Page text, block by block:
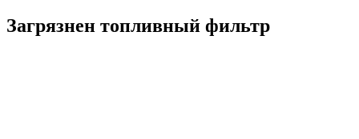
Загрязнен топливный фильтр